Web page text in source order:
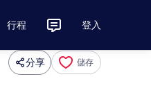
行程 登入
分享 儲存